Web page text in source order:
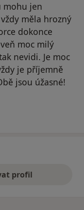
mohu jen
měla hrozný
dokonce
moc milý
nevidi. Je moc
je příjemně
jsou úžasné!
účet byl odstraněn
profil